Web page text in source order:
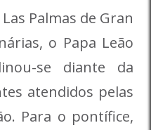
Palmas de Gran
o Papa Leão
se diante da
atendidos pelas
Para o pontífice,